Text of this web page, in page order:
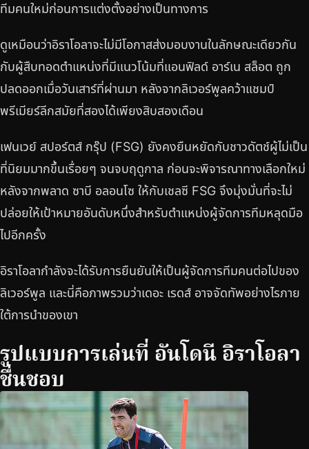
ทีมคนใหม่ก่อนการแต่งตั้งอย่างเป็นทางการ
ดูเหมือนว่าอิราโอลาจะไม่มีโอกาสส่งมอบงานในลักษณะเดียวกัน
กับผู้สืบทอดตำแหน่งที่มีแนวโน้มที่แอนฟิลด์ อาร์เน สล็อต ถูก
ปลดออกเมื่อวันเสาร์ที่ผ่านมา หลังจากลิเวอร์พูลคว้าแชมป์
พรีเมียร์ลีกสมัยที่สองได้เพียงสิบสองเดือน
เฟนเวย์ สปอร์ตส์ กรุ๊ป (FSG) ยังคงยืนหยัดกับชาวดัตช์ผู้ไม่เป็น
ที่นิยมมากขึ้นเรื่อยๆ จนจบฤดูกาล ก่อนจะพิจารณาทางเลือกใหม่
หลังจากพลาด ซาบี อลอนโซ ให้กับเชลซี FSG จึงมุ่งมั่นที่จะไม่
ปล่อยให้เป้าหมายอันดับหนึ่งสำหรับตำแหน่งผู้จัดการทีมหลุดมือ
ไปอีกครั้ง
อิราโอลากำลังจะได้รับการยืนยันให้เป็นผู้จัดการทีมคนต่อไปของ
ลิเวอร์พูล และนี่คือภาพรวมว่าเดอะ เรดส์ อาจจัดทัพอย่างไรภาย
ใต้การนำของเขา
รูปแบบการเล่นที่ อันโดนี อิราโอลา
ชื่นชอบ